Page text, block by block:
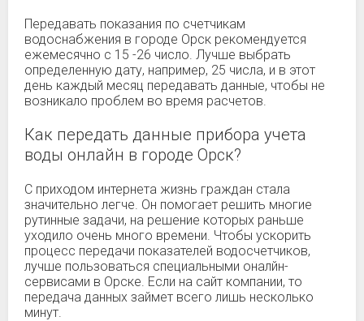
Передавать показания по счетчикам
водоснабжения в городе Орск рекомендуется
ежемесячно с 15 -26 число. Лучше выбрать
определенную дату, например, 25 числа, и в этот
день каждый месяц передавать данные, чтобы не
возникало проблем во время расчетов.
Как передать данные прибора учета
воды онлайн в городе Орск?
С приходом интернета жизнь граждан стала
значительно легче. Он помогает решить многие
рутинные задачи, на решение которых раньше
уходило очень много времени. Чтобы ускорить
процесс передачи показателей водосчетчиков,
лучше пользоваться специальными оналйн-
сервисами в Орске. Если на сайт компании, то
передача данных займет всего лишь несколько
минут.